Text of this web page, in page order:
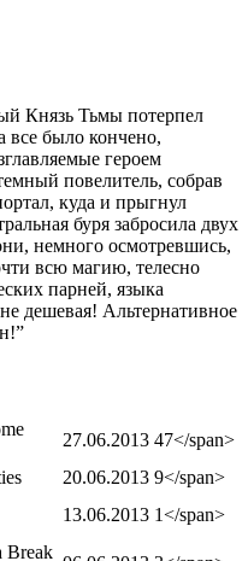
Князь Тьмы потерпел
все было кончено,
героем
повелитель, собрав
куда и прыгнул
буря забросила двух
немного осмотревшись,
всю магию, телесно
парней, языка
дешевая! Альтернативное
27.06.2013 47</span>
20.06.2013 9</span>
13.06.2013 1</span>
Break